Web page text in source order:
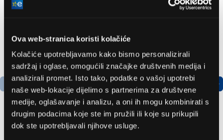
Ova web-stranica koristi kolačiće
Kolačiće upotrebljavamo kako bismo personalizirali
sadržaj i oglase, omogućili značajke društvenih medija i
analizirali promet. Isto tako, podatke o vašoj upotrebi
naše web-lokacije dijelimo s partnerima za društvene
medije, oglašavanje i analizu, a oni ih mogu kombinirati s
drugim podacima koje ste im pružili ili koje su prikupili
dok ste upotrebljavali njihove usluge.
Bosch
LG GBBSJ10EPY